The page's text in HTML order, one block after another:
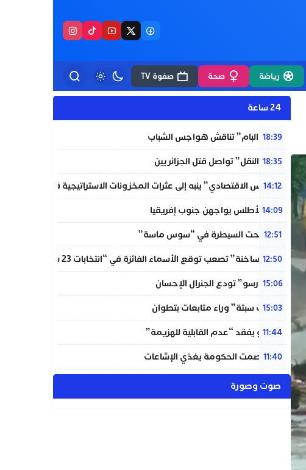
رياضة صحة صفوة TV
24 ساعة
18:39
شبيبة “البام” تناقش هواجس الشباب
18:35
“خردة النقل” تواصل قتل الجزائريين
14:12
“المجلس الاقتصادي” ينبه إلى عثرات المخزونات الاستراتيجية في المغرب
14:09
لبؤات الأطلس يواجهن جنوب إفريقيا
12:51
حريق تحت السيطرة في “سوس ماسة”
12:50
“دوائر ساخنة” تصعب توقع الأسماء الفائزة في “انتخابات 23 شتنبر”
15:06
“المينورسو” تودع الجنرال الإحسان
15:03
“أحداث سبتة” وراء متابعات بتطوان
11:44
إنفانتينو يفقد “عدم القابلية للهزيمة”
11:40
بنعلي: صمت الحكومة يغذي الإشاعات
صوت وصورة